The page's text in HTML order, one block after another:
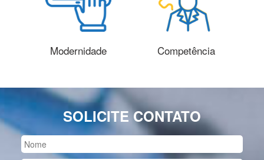
Modernidade Competência
SOLICITE CONTATO